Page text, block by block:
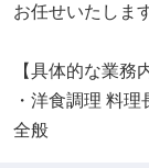
お任せいたします
【具体的な業務
・洋食調理 料
全般